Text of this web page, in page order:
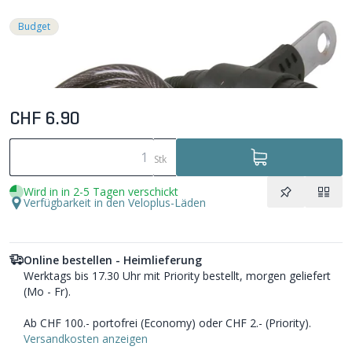
Budget
CHF 6.90
Stk
Wird in in 2-5 Tagen verschickt
Verfügbarkeit in den Veloplus-Läden
Online bestellen - Heimlieferung
Werktags bis 17.30 Uhr mit Priority bestellt, morgen geliefert
(Mo - Fr).
Ab CHF 100.- portofrei (Economy) oder CHF 2.- (Priority).
Versandkosten anzeigen